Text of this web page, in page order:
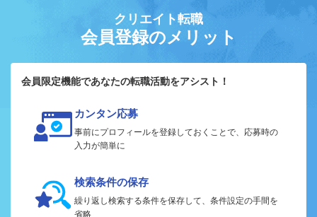
クリエイト転職
会員登録のメリット
会員限定機能であなたの転職活動をアシスト！
カンタン応募
事前にプロフィールを登録しておくことで、応募時の
入力が簡単に
検索条件の保存
繰り返し検索する条件を保存して、条件設定の手間を
省略